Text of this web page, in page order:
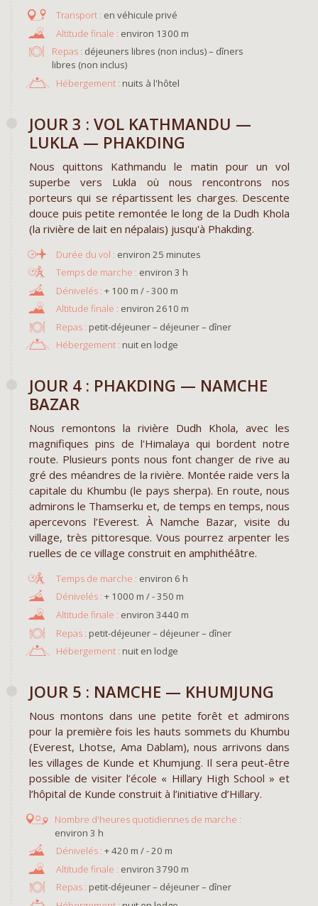
en véhicule privé
environ 1300 m
Repas : déjeuners libres (non inclus) – dîners
libres (non inclus)
Hébergement : nuits à l'hôtel
JOUR 3 : VOL KATHMANDU —
LUKLA — PHAKDING
Nous quittons Kathmandu le matin pour un vol
superbe vers Lukla où nous rencontrons nos
porteurs qui se répartissent les charges. Descente
douce puis petite remontée le long de la Dudh Khola
(la rivière de lait en népalais) jusqu'à Phakding.
environ 25 minutes
environ 3 h
+ 100 m / - 300 m
environ 2610 m
Repas : petit-déjeuner – déjeuner – dîner
Hébergement : nuit en lodge
JOUR 4 : PHAKDING — NAMCHE
BAZAR
Nous remontons la rivière Dudh Khola, avec les
magnifiques pins de l'Himalaya qui bordent notre
route. Plusieurs ponts nous font changer de rive au
gré des méandres de la rivière. Montée raide vers la
capitale du Khumbu (le pays sherpa). En route, nous
admirons le Thamserku et, de temps en temps, nous
apercevons l’Everest. À Namche Bazar, visite du
village, très pittoresque. Vous pourrez arpenter les
ruelles de ce village construit en amphithéâtre.
environ 6 h
+ 1000 m / - 350 m
environ 3440 m
Repas : petit-déjeuner – déjeuner – dîner
Hébergement : nuit en lodge
JOUR 5 : NAMCHE — KHUMJUNG
Nous montons dans une petite forêt et admirons
pour la première fois les hauts sommets du Khumbu
(Everest, Lhotse, Ama Dablam), nous arrivons dans
les villages de Kunde et Khumjung. Il sera peut-être
possible de visiter l’école « Hillary High School » et
l’hôpital de Kunde construit à l’initiative d’Hillary.
environ 3 h
+ 420 m / - 20 m
environ 3790 m
Repas : petit-déjeuner – déjeuner – dîner